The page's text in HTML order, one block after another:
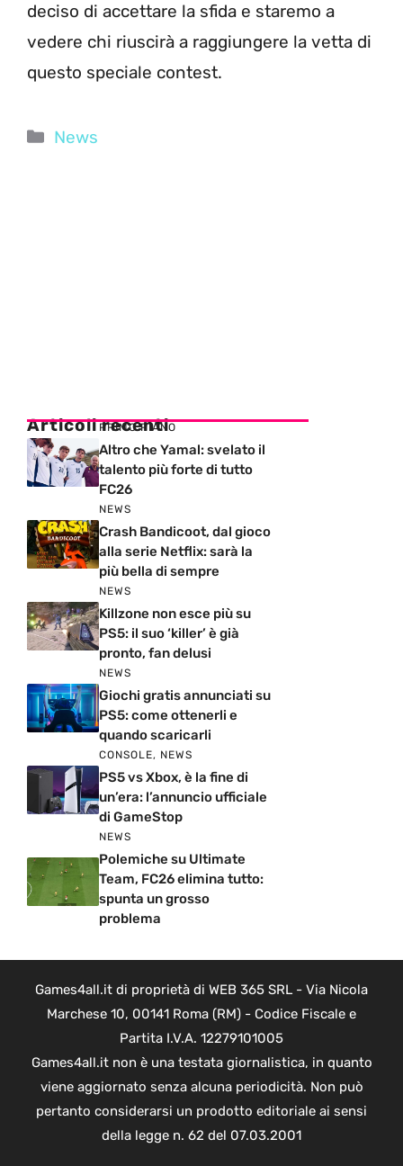
deciso di accettare la sfida e staremo a
vedere chi riuscirà a raggiungere la vetta di
questo speciale contest.
Categorie
News
Articoli recenti
PRIMO PIANO
Altro che Yamal: svelato il
talento più forte di tutto
FC26
NEWS
Crash Bandicoot, dal gioco
alla serie Netflix: sarà la
più bella di sempre
NEWS
Killzone non esce più su
PS5: il suo ‘killer’ è già
pronto, fan delusi
NEWS
Giochi gratis annunciati su
PS5: come ottenerli e
quando scaricarli
CONSOLE, NEWS
PS5 vs Xbox, è la fine di
un’era: l’annuncio ufficiale
di GameStop
NEWS
Polemiche su Ultimate
Team, FC26 elimina tutto:
spunta un grosso
problema
Games4all.it di proprietà di WEB 365 SRL - Via Nicola
Marchese 10, 00141 Roma (RM) - Codice Fiscale e
Partita I.V.A. 12279101005
Games4all.it non è una testata giornalistica, in quanto
viene aggiornato senza alcuna periodicità. Non può
pertanto considerarsi un prodotto editoriale ai sensi
della legge n. 62 del 07.03.2001